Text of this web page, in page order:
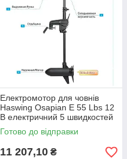
Електромотор для човнів
Haswing Osapian E 55 Lbs 12
В електричний 5 швидкостей
телескопічний кермовий
важіль 2 роки гарантії
Готово до відправки
11 207,10 ₴